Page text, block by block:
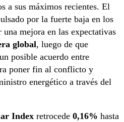
a sus máximos recientes. El
por la fuerte baja en los
una mejora en las expectativas
global, luego de que
posible acuerdo entre
poner fin al conflicto y
energético a través del
Index retrocede 0,16% hasta